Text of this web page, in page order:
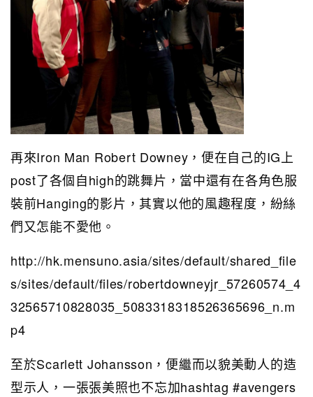
再來Iron Man Robert Downey，便在自己的IG上
post了各個自high的跳舞片，當中還有在各角色服
裝前Hanging的影片，其實以他的風趣程度，紛絲
們又怎能不愛他。
http://hk.mensuno.asia/sites/default/shared_file
s/sites/default/files/robertdowneyjr_57260574_4
32565710828035_5083318318526365696_n.m
p4
至於Scarlett Johansson，便繼而以貌美動人的造
型示人，一張張美照也不忘加hashtag #avengers